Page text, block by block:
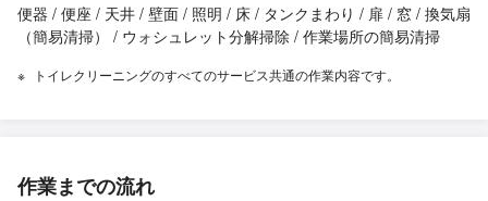
便器 / 便座 / 天井 / 壁面 / 照明 / 床 / タンクまわり / 扉 / 窓 / 換気扇
（簡易清掃） / ウォシュレット分解掃除 / 作業場所の簡易清掃
トイレクリーニングのすべてのサービス共通の作業内容です。
作業までの流れ